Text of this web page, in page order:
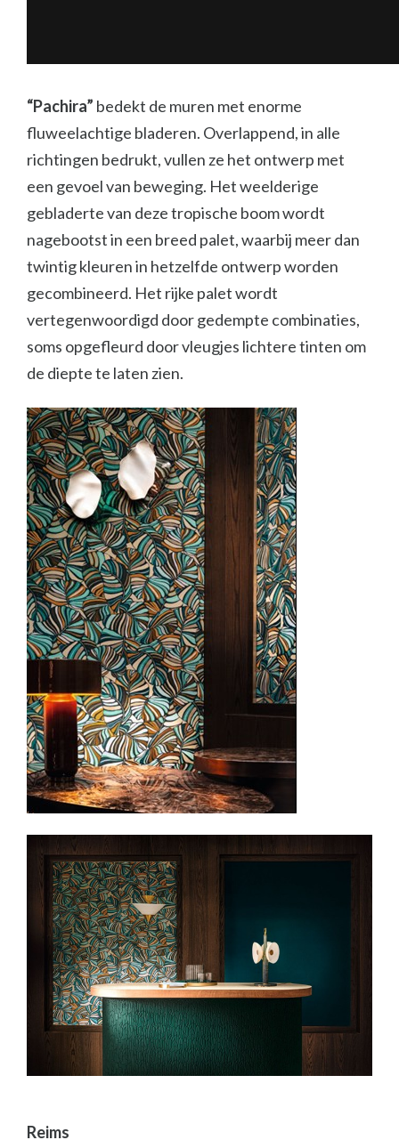
“Pachira” bedekt de muren met enorme
fluweelachtige bladeren. Overlappend, in alle
richtingen bedrukt, vullen ze het ontwerp met
een gevoel van beweging. Het weelderige
gebladerte van deze tropische boom wordt
nagebootst in een breed palet, waarbij meer dan
twintig kleuren in hetzelfde ontwerp worden
gecombineerd. Het rijke palet wordt
vertegenwoordigd door gedempte combinaties,
soms opgefleurd door vleugjes lichtere tinten om
de diepte te laten zien.
Reims